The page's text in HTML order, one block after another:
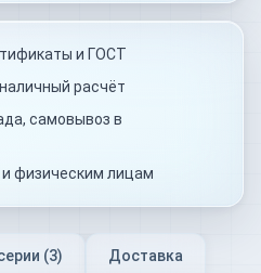
и ГОСТ
расчёт
самовывоз в
физическим лицам
(3) Доставка